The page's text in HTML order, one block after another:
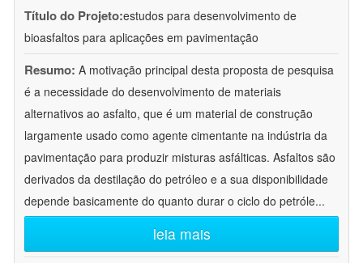
Título do Projeto:estudos para desenvolvimento de
bioasfaltos para aplicações em pavimentação
Resumo: A motivação principal desta proposta de pesquisa
é a necessidade do desenvolvimento de materiais
alternativos ao asfalto, que é um material de construção
largamente usado como agente cimentante na indústria da
pavimentação para produzir misturas asfálticas. Asfaltos são
derivados da destilação do petróleo e a sua disponibilidade
depende basicamente do quanto durar o ciclo do petróle...
leia mais